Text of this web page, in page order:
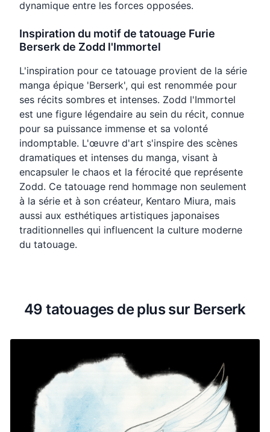
dynamique entre les forces opposées.
Inspiration du motif de tatouage Furie
Berserk de Zodd l'Immortel
L'inspiration pour ce tatouage provient de la série
manga épique 'Berserk', qui est renommée pour
ses récits sombres et intenses. Zodd l'Immortel
est une figure légendaire au sein du récit, connue
pour sa puissance immense et sa volonté
indomptable. L'œuvre d'art s'inspire des scènes
dramatiques et intenses du manga, visant à
encapsuler le chaos et la férocité que représente
Zodd. Ce tatouage rend hommage non seulement
à la série et à son créateur, Kentaro Miura, mais
aussi aux esthétiques artistiques japonaises
traditionnelles qui influencent la culture moderne
du tatouage.
49 tatouages de plus sur Berserk